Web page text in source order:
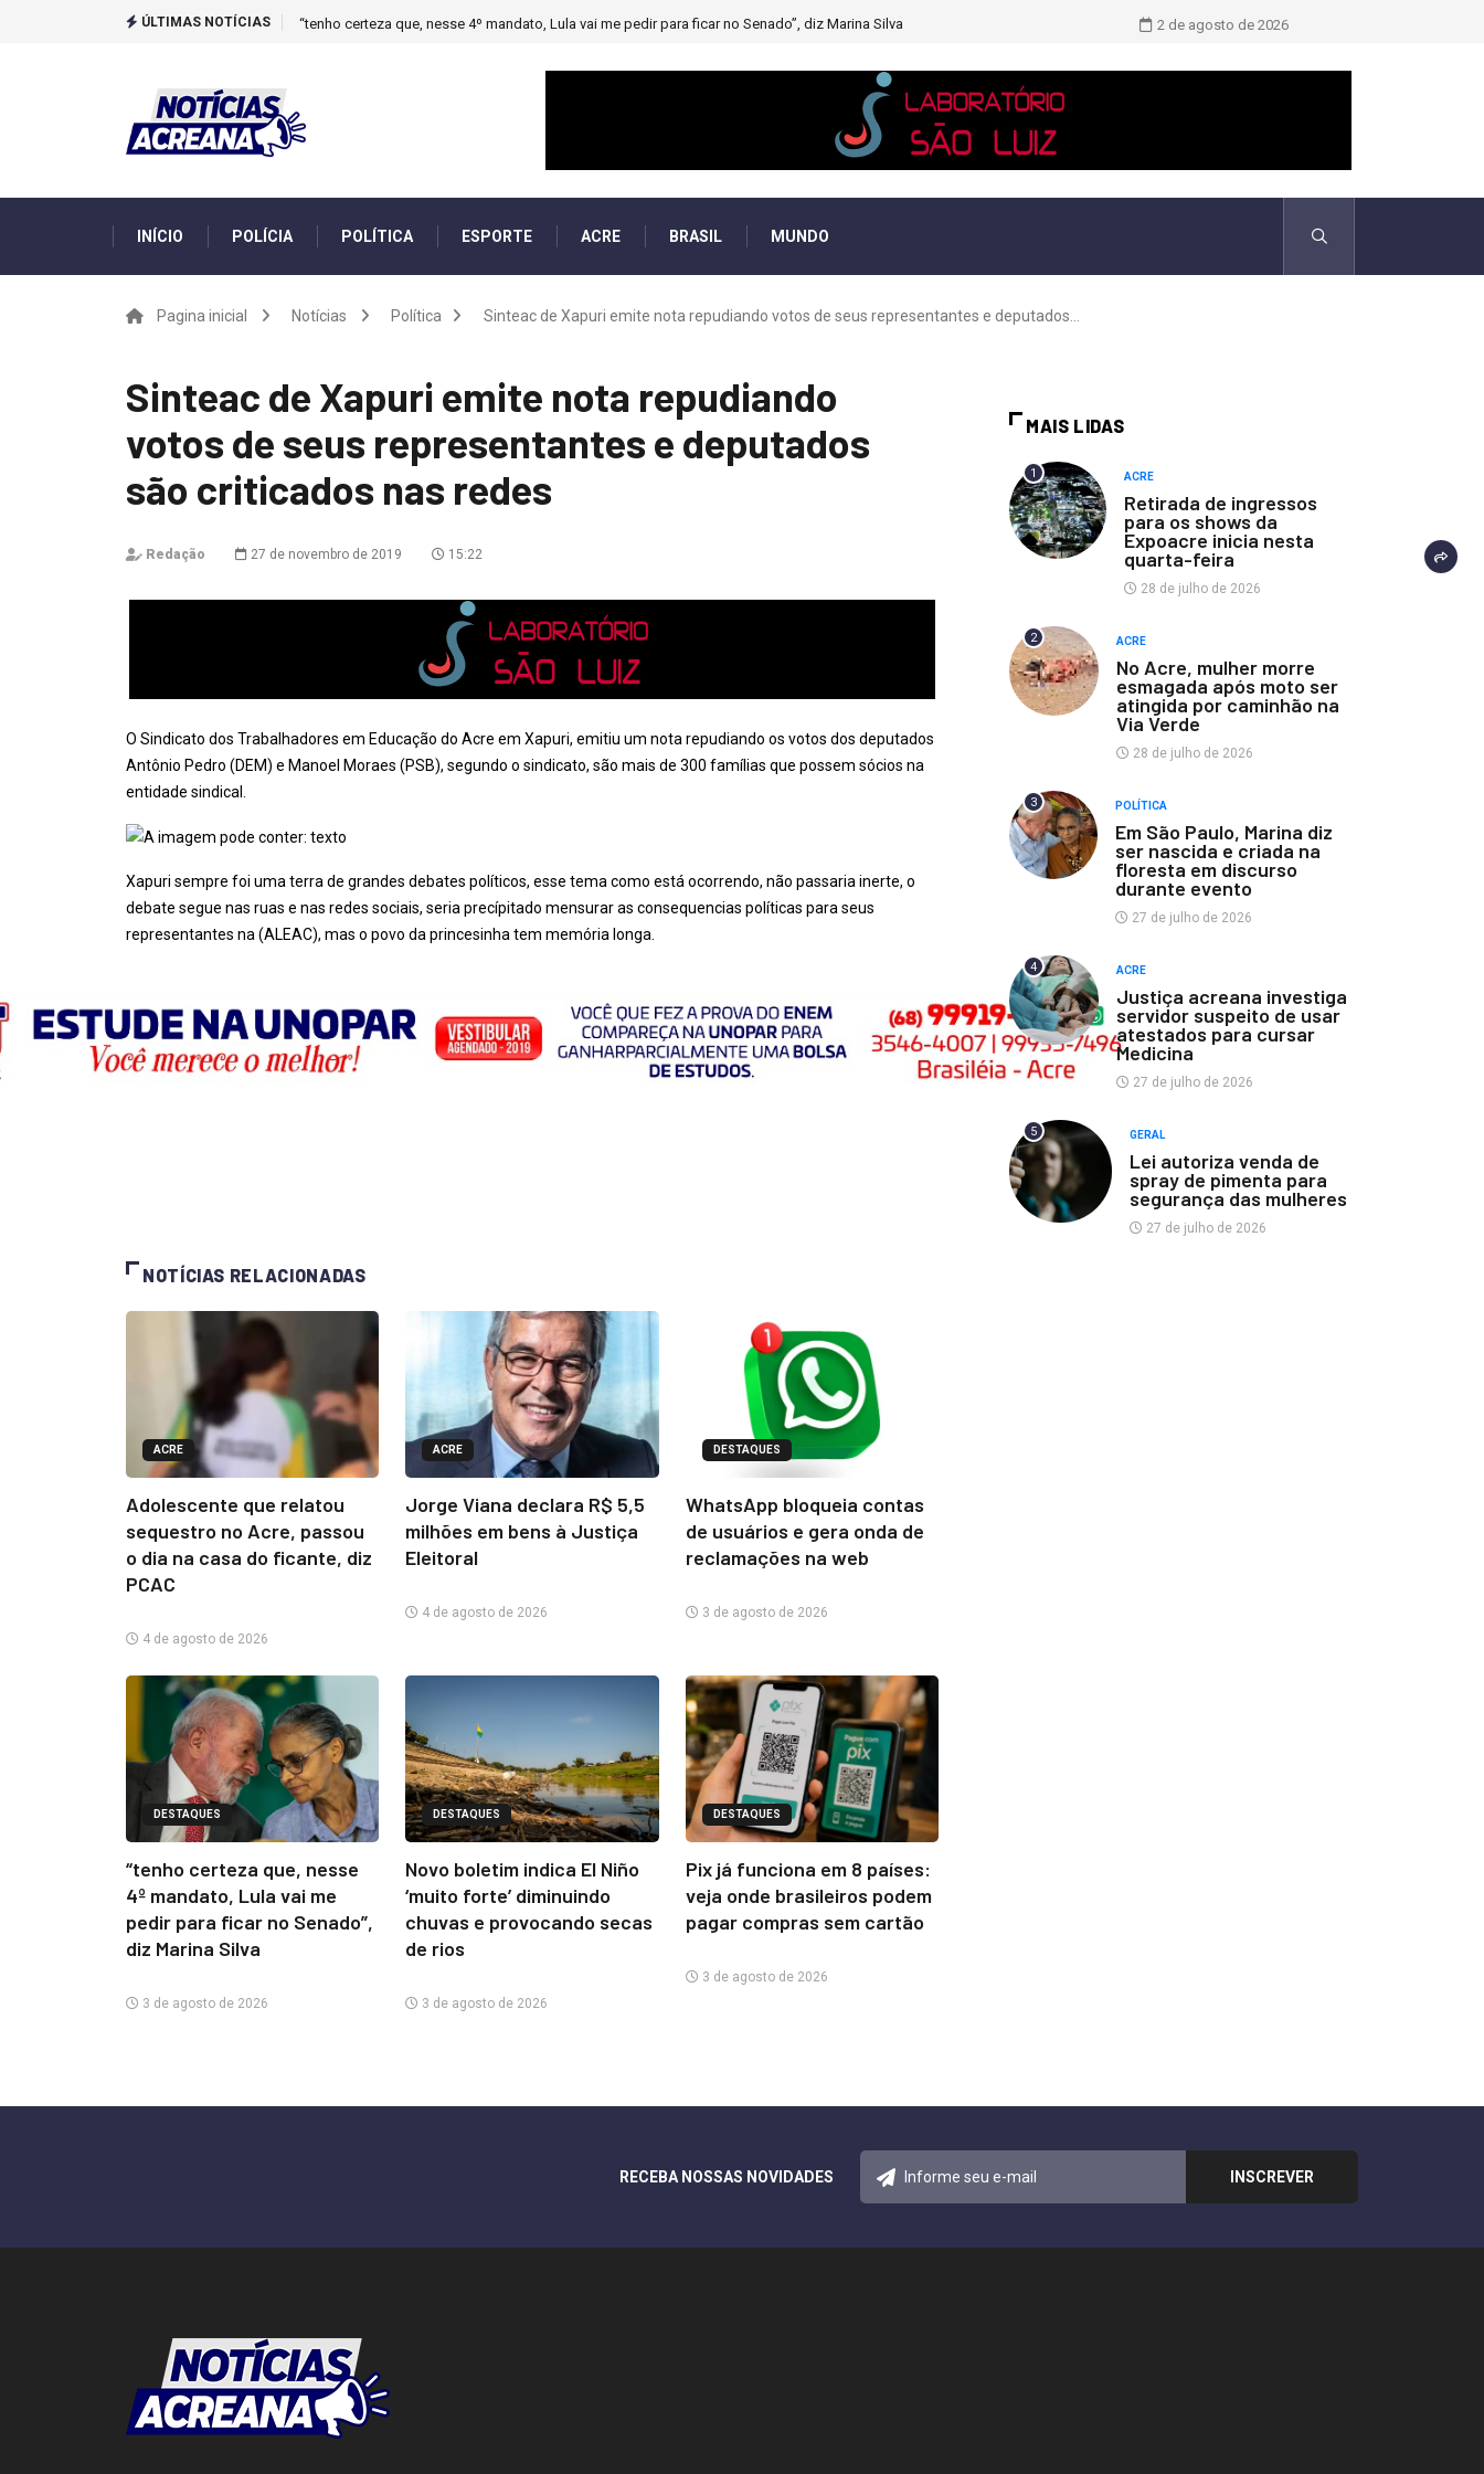
ÚLTIMAS NOTÍCIAS “tenho certeza que, nesse 4º mandato, Lula vai me pedir para ficar no Senado”, diz Marina Silva Novo boletim indica El Niño ‘muito
2 de agosto de 2026
INÍCIO POLÍCIA POLÍTICA ESPORTE ACRE BRASIL MUNDO
Pagina inicial Notícias Política Sinteac de Xapuri emite nota repudiando votos de seus representantes e deputados...
Sinteac de Xapuri emite nota repudiando
votos de seus representantes e deputados
são criticados nas redes
Redação 27 de novembro de 2019 15:22
O Sindicato dos Trabalhadores em Educação do Acre em Xapuri, emitiu um nota repudiando os votos dos deputados
Antônio Pedro (DEM) e Manoel Moraes (PSB), segundo o sindicato, são mais de 300 famílias que possem sócios na
entidade sindical.
Xapuri sempre foi uma terra de grandes debates políticos, esse tema como está ocorrendo, não passaria inerte, o
debate segue nas ruas e nas redes sociais, seria precípitado mensurar as consequencias políticas para seus
representantes na (ALEAC), mas o povo da princesinha tem memória longa.
NOTÍCIAS RELACIONADAS
ACRE
Adolescente que relatou
sequestro no Acre, passou
o dia na casa do ficante, diz
PCAC
4 de agosto de 2026
ACRE
Jorge Viana declara R$ 5,5
milhões em bens à Justiça
Eleitoral
4 de agosto de 2026
DESTAQUES
WhatsApp bloqueia contas
de usuários e gera onda de
reclamações na web
3 de agosto de 2026
DESTAQUES
“tenho certeza que, nesse
4º mandato, Lula vai me
pedir para ficar no Senado”,
diz Marina Silva
3 de agosto de 2026
DESTAQUES
Novo boletim indica El Niño
‘muito forte’ diminuindo
chuvas e provocando secas
de rios
3 de agosto de 2026
DESTAQUES
Pix já funciona em 8 países:
veja onde brasileiros podem
pagar compras sem cartão
3 de agosto de 2026
MAIS LIDAS
1 ACRE
Retirada de ingressos
para os shows da
Expoacre inicia nesta
quarta-feira
28 de julho de 2026
2 ACRE
No Acre, mulher morre
esmagada após moto ser
atingida por caminhão na
Via Verde
28 de julho de 2026
3 POLÍTICA
Em São Paulo, Marina diz
ser nascida e criada na
floresta em discurso
durante evento
27 de julho de 2026
4 ACRE
Justiça acreana investiga
servidor suspeito de usar
atestados para cursar
Medicina
27 de julho de 2026
5 GERAL
Lei autoriza venda de
spray de pimenta para
segurança das mulheres
27 de julho de 2026
RECEBA NOSSAS NOVIDADES